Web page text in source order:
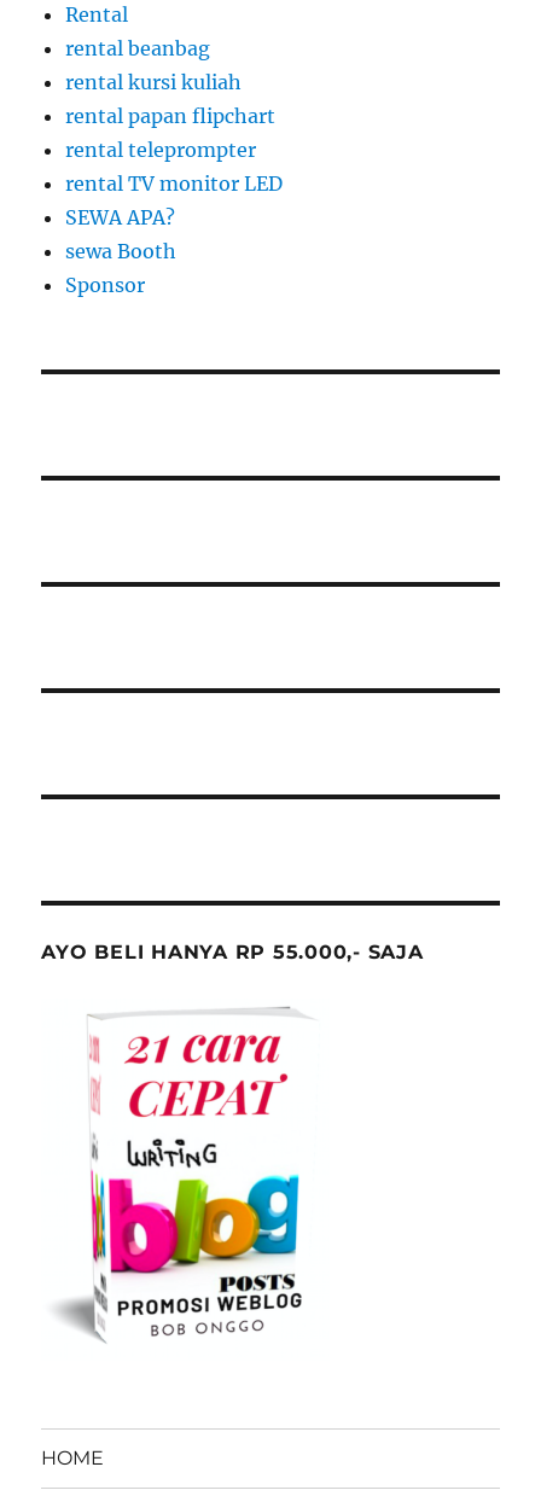
Rental
rental beanbag
rental kursi kuliah
rental papan flipchart
rental teleprompter
rental TV monitor LED
SEWA APA?
sewa Booth
Sponsor
AYO BELI HANYA RP 55.000,- SAJA
HOME